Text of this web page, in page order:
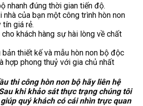
nhanh đúng thời gian tiến độ.
của bạn một công trình hòn non
tín giá rẻ.
khách hàng sự hài lòng về chất
thiết kế và mẫu hòn non bộ độc
hợp phong thuỷ với gia chủ nhất
thi công hòn non bộ hãy liên hệ
khi khảo sát thực trạng chúng tôi
quý khách có cái nhìn trực quan